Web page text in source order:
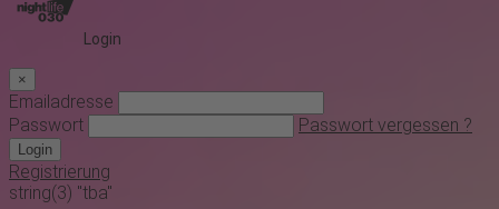
Login
×
Emailadresse
Passwort
Passwort vergessen ?
Login
Registrierung
string(3) "tba"